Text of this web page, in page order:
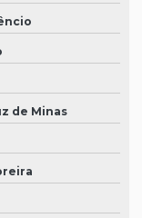
de Minas